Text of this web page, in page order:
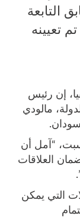
التابعة
تعيينه
إن رئيس
مالودي
يوم السبت، “آمل أن
العلاقات
التي يمكن